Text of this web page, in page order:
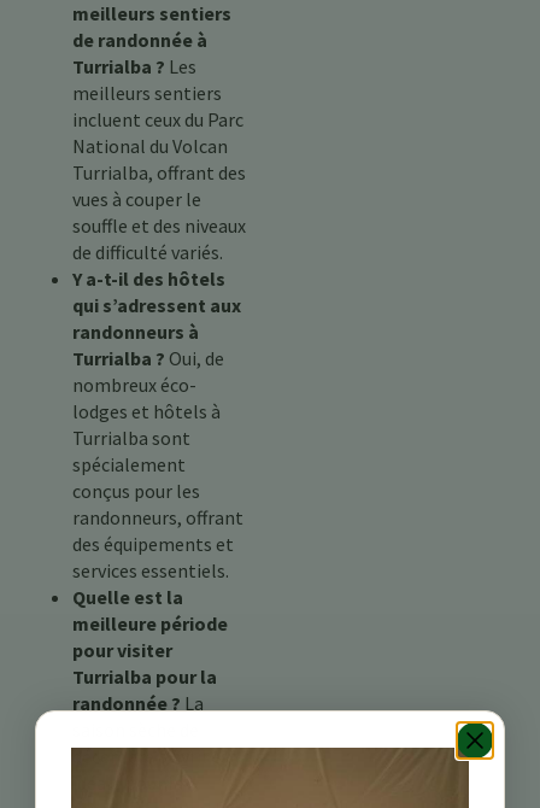
meilleurs sentiers
de randonnée à
Turrialba ? Les
meilleurs sentiers
incluent ceux du Parc
National du Volcan
Turrialba, offrant des
vues à couper le
souffle et des niveaux
de difficulté variés.
Y a-t-il des hôtels
qui s’adressent aux
randonneurs à
Turrialba ? Oui, de
nombreux éco-
lodges et hôtels à
Turrialba sont
spécialement
conçus pour les
randonneurs, offrant
des équipements et
services essentiels.
Quelle est la
meilleure période
pour visiter
Turrialba pour la
randonnée ? La